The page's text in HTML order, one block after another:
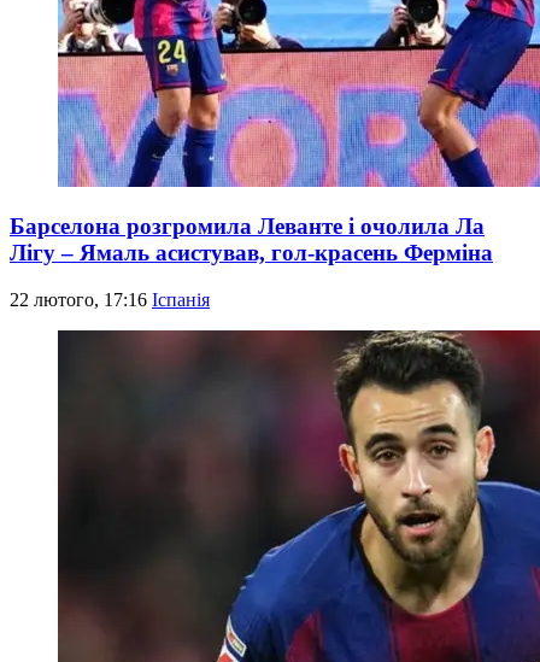
Барселона розгромила Леванте і очолила Ла
Лігу – Ямаль асистував, гол-красень Ферміна
22 лютого, 17:16 Іспанія